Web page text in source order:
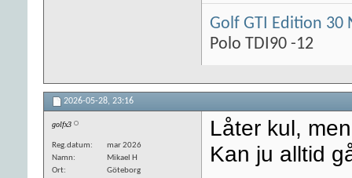
Golf GTI Edition 30
Polo TDI90 -12
2026-05-28, 23:16
golfx3
Reg.datum
mar 2026
Namn
Mikael H
Ort
Göteborg
Låter kul,
Kan ju alltid